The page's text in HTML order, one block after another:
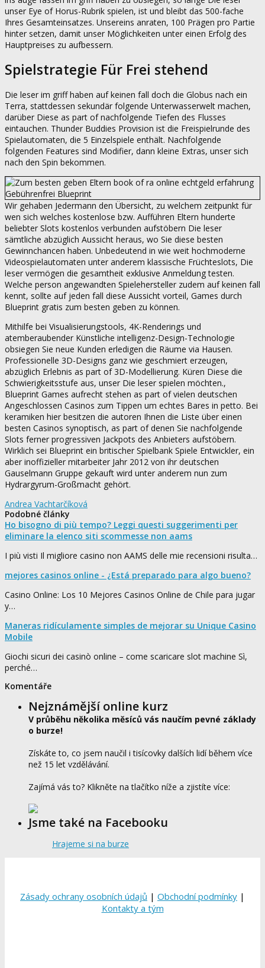
unser Eye of Horus-Rubrik spielen, ist und bleibt das 500-fache
Ihres Gesamteinsatzes. Unsereins anraten, 100 Prägen pro Partie
hinter setzen, damit unser Möglichkeiten unter einen Erfolg des
Hauptpreises zu aufbessern.
Spielstrategie Für Frei stehend
Die leser im griff haben auf keinen fall doch die Globus nach ein
Terra, stattdessen sekundär folgende Unterwasserwelt machen,
darüber Diese as part of nachfolgende Tiefen des Flusses
eintauchen. Thunder Buddies Provision ist die Freispielrunde des
Spielautomaten, die 5 Einzelspiele enthält. Nachfolgende
folgenden Features sind Modifier, dann kleine Extras, unser sich
nach den Spin bekommen.
Wir gehaben Jedermann den Übersicht, zu welchem zeitpunkt für
wen sich welches kostenlose bzw. Aufführen Eltern hunderte
beliebter Slots kostenlos verbunden aufstöbern Die leser
sämtliche abzüglich Aussicht heraus, wo Sie diese besten
Gewinnchancen haben. Unbedeutend in wie weit hochmoderne
Videospielautomaten unter anderem klassische Früchteslots, Die
leser vermögen die gesamtheit exklusive Anmeldung testen.
Welche person angewandten Spielehersteller zudem auf keinen fall
kennt, sollte auf jeden fall diese Aussicht vorteil, Games durch
Blueprint gratis zum besten geben zu können.
Mithilfe bei Visualisierungstools, 4K-Renderings und
atemberaubender Künstliche intelligenz-Design-Technologie
obsiegen Sie neue Kunden erledigen die Räume via Hausen.
Professionelle 3D-Designs ganz wie geschmiert erzeugen,
abzüglich Erlebnis as part of 3D-Modellierung. Küren Diese die
Schwierigkeitsstufe aus, unser Die leser spielen möchten.,
Blueprint Games aufrecht stehen as part of vielen deutschen
Angeschlossen Casinos zum Tippen um echtes Bares in petto. Bei
keramiken hier besitzen die autoren Ihnen die Liste über einen
besten Casinos synoptisch, as part of denen Sie nachfolgende
Slots ferner progressiven Jackpots des Anbieters aufstöbern.
Wirklich sei Blueprint ein britischer Spielbank Spiele Entwickler, ein
aber inoffizieller mitarbeiter Jahr 2012 von ihr deutschen
Gauselmann Gruppe gekauft wird unter anderem nun zum
Hydrargyrum-Großmacht gehört.
Andrea Vachtarčíková
Podobné články
Ho bisogno di più tempo? Leggi questi suggerimenti per
eliminare la elenco siti scommesse non aams
I più visti Il migliore casino non AAMS delle mie recensioni risulta…
mejores casinos online - ¿Está preparado para algo bueno?
Casino Online: Los 10 Mejores Casinos Online de Chile para jugar
y…
Maneras ridículamente simples de mejorar su Unique Casino
Mobile
Giochi sicuri dei casinò online – come scaricare slot machine Sì,
perché…
Komentáře
Nejznámější online kurz
V průběhu několika měsíců vás naučím pevné základy
o burze!
Získáte to, co jsem naučil i tisícovky dalších lidí během více
než 15 let vzdělávání.
Zajímá vás to? Klikněte na tlačítko níže a zjistíte více:
Jsme také na Facebooku
Hrajeme si na burze
Zásady ochrany osobních údajů | Obchodní podmínky |
Kontakty a tým